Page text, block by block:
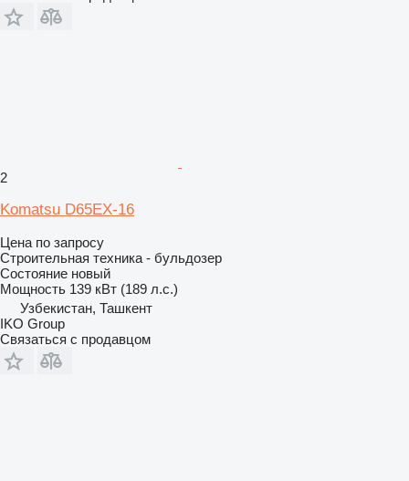
2
Komatsu D65EX-16
Цена по запросу
Строительная техника - бульдозер
Состояние новый
Мощность 139 кВт (189 л.с.)
Узбекистан, Ташкент
IKO Group
Связаться с продавцом